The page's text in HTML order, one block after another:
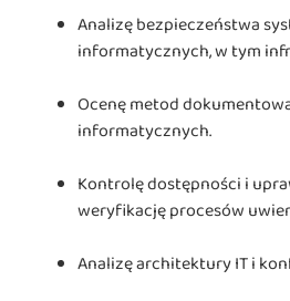
Analizę bezpieczeństwa
informatycznych, w tym
Ocenę metod
informatycznych.
Kontrolę dostępności i
weryfikację procesów
Analizę architektury IT i